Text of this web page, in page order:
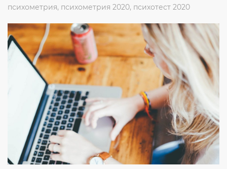
психометрия, психометрия 2020, психотест 2020